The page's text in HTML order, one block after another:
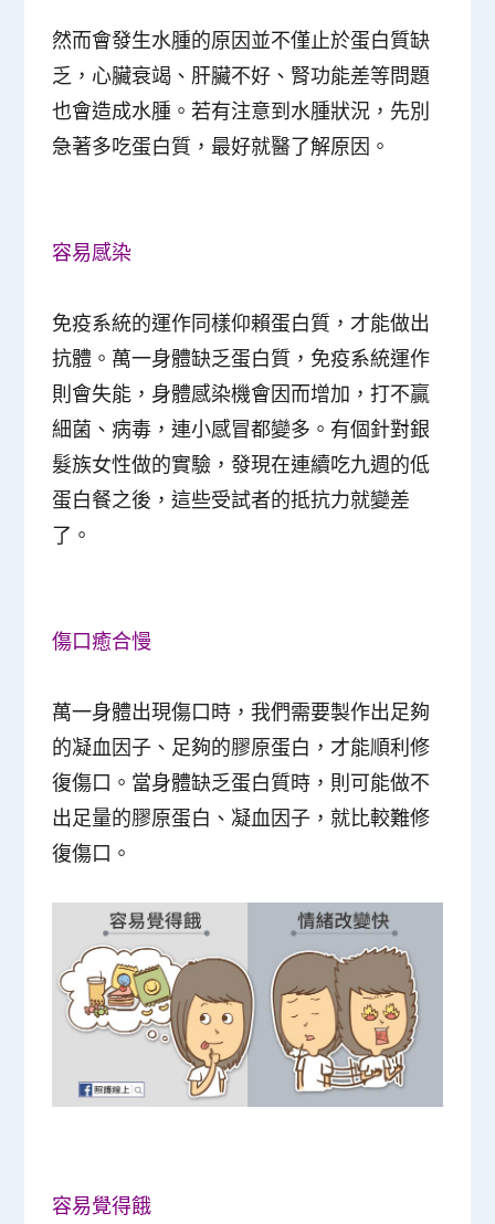
然而會發生水腫的原因並不僅止於蛋白質缺
乏，心臟衰竭、肝臟不好、腎功能差等問題
也會造成水腫。若有注意到水腫狀況，先別
急著多吃蛋白質，最好就醫了解原因。
容易感染
免疫系統的運作同樣仰賴蛋白質，才能做出
抗體。萬一身體缺乏蛋白質，免疫系統運作
則會失能，身體感染機會因而增加，打不贏
細菌、病毒，連小感冒都變多。有個針對銀
髮族女性做的實驗，發現在連續吃九週的低
蛋白餐之後，這些受試者的抵抗力就變差
了。
傷口癒合慢
萬一身體出現傷口時，我們需要製作出足夠
的凝血因子、足夠的膠原蛋白，才能順利修
復傷口。當身體缺乏蛋白質時，則可能做不
出足量的膠原蛋白、凝血因子，就比較難修
復傷口。
容易覺得餓